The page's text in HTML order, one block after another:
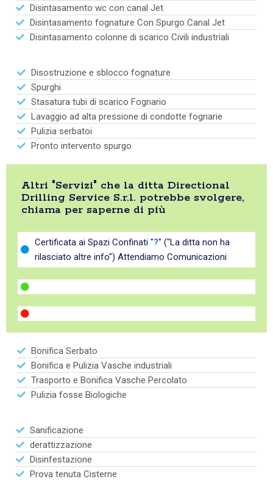
Disintasamento wc con canal Jet
Disintasamento fognature Con Spurgo Canal Jet
Disintasamento colonne di scarico Civili industriali
Disostruzione e sblocco fognature
Spurghi
Stasatura tubi di scarico Fognario
Lavaggio ad alta pressione di condotte fognarie
Pulizia serbatoi
Pronto intervento spurgo
Altri "Servizi" che la ditta Directional
Drilling Service S.r.l. potrebbe svolgere,
chiama per saperne di più
Certificata ai Spazi Confinati "?" ("La ditta non ha
rilasciato altre info") Attendiamo Comunicazioni
Bonifica Serbato
Bonifica e Pulizia Vasche industriali
Trasporto e Bonifica Vasche Percolato
Pulizia fosse Biologiche
Sanificazione
derattizzazione
Disinfestazione
Prova tenuta Cisterne